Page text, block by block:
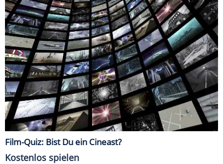
Film-Quiz: Bist Du ein Cineast?
Kostenlos spielen